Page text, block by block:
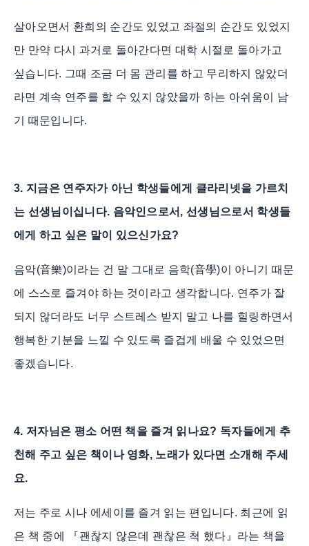
살아오면서 환희의 순간도 있었고 좌절의 순간도 있었지
만 만약 다시 과거로 돌아간다면 대학 시절로 돌아가고
싶습니다. 그때 조금 더 몸 관리를 하고 무리하지 않았더
라면 계속 연주를 할 수 있지 않았을까 하는 아쉬움이 남
기 때문입니다.
3. 지금은 연주자가 아닌 학생들에게 클라리넷을 가르치
는 선생님이십니다. 음악인으로서, 선생님으로서 학생들
에게 하고 싶은 말이 있으신가요?
음악(音樂)이라는 건 말 그대로 음학(音學)이 아니기 때문
에 스스로 즐겨야 하는 것이라고 생각합니다. 연주가 잘
되지 않더라도 너무 스트레스 받지 말고 나를 힐링하면서
행복한 기분을 느낄 수 있도록 즐겁게 배울 수 있었으면
좋겠습니다.
4. 저자님은 평소 어떤 책을 즐겨 읽나요? 독자들에게 추
천해 주고 싶은 책이나 영화, 노래가 있다면 소개해 주세
요.
저는 주로 시나 에세이를 즐겨 읽는 편입니다. 최근에 읽
은 책 중에 『괜찮지 않은데 괜찮은 척 했다』라는 책을